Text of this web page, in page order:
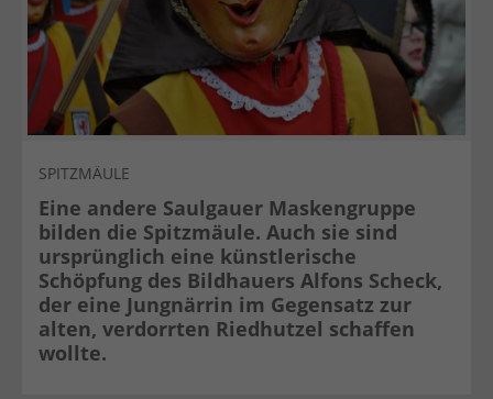
SPITZMÄULE
Eine andere Saulgauer Maskengruppe
bilden die Spitzmäule. Auch sie sind
ursprünglich eine künstlerische
Schöpfung des Bildhauers Alfons Scheck,
der eine Jungnärrin im Gegensatz zur
alten, verdorrten Riedhutzel schaffen
wollte.